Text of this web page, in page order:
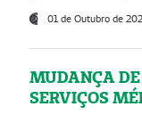
01 de Outubro de
MUDANÇA
SERVIÇOS